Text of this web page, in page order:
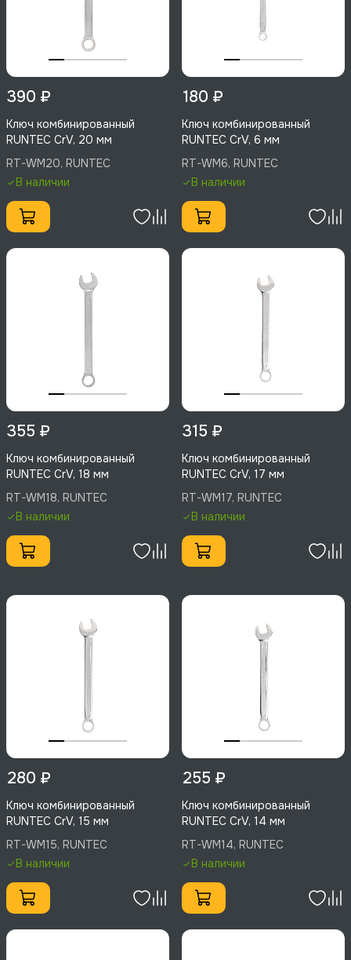
390 ₽
Ключ комбинированный
RUNTEC CrV, 20 мм
RT-WM20, RUNTEC
В наличии
180 ₽
Ключ комбинированный
RUNTEC CrV, 6 мм
RT-WM6, RUNTEC
В наличии
355 ₽
Ключ комбинированный
RUNTEC CrV, 18 мм
RT-WM18, RUNTEC
В наличии
315 ₽
Ключ комбинированный
RUNTEC CrV, 17 мм
RT-WM17, RUNTEC
В наличии
280 ₽
Ключ комбинированный
RUNTEC CrV, 15 мм
RT-WM15, RUNTEC
В наличии
255 ₽
Ключ комбинированный
RUNTEC CrV, 14 мм
RT-WM14, RUNTEC
В наличии